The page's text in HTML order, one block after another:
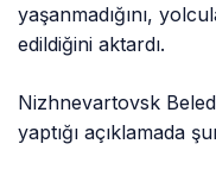
yaşanmadığını,
edildiğini aktardı.
Nizhnevartovsk
yaptığı açıklamada